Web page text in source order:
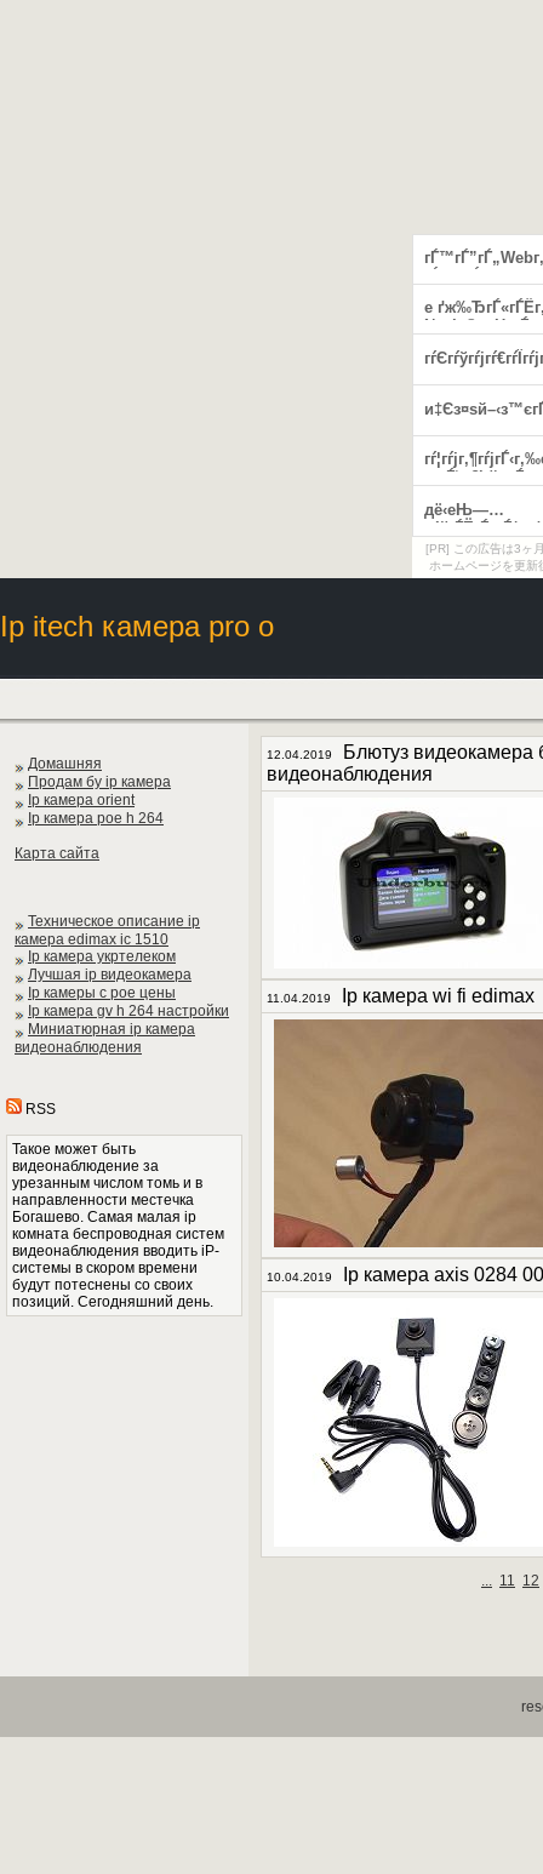
[PR] この広告は3ヶ
ホームページを更
Ip itech камера pro o
Домашняя
Продам бу ip камера
Ip камера orient
Ip камера poe h 264
Карта сайта
Техническое описание ip
камера edimax ic 1510
Ip камера укртелеком
Лучшая ip видеокамера
Ip камеры с poe цены
Ip камера gv h 264 настройки
Миниатюрная ip камера
видеонаблюдения
RSS
Такое может быть
видеонаблюдение за
урезанным числом томь и в
направленности местечка
Богашево. Самая малая ip
комната беспроводная систем
видеонаблюдения вводить iP-
системы в скором времени
будут потеснены со своих
позиций. Сегодняшний день.
12.04.2019
Блютуз видеокамера
видеонаблюдения
11.04.2019 Ip камера wi fi edimax
10.04.2019 Ip камера axis 0284
... 11 12